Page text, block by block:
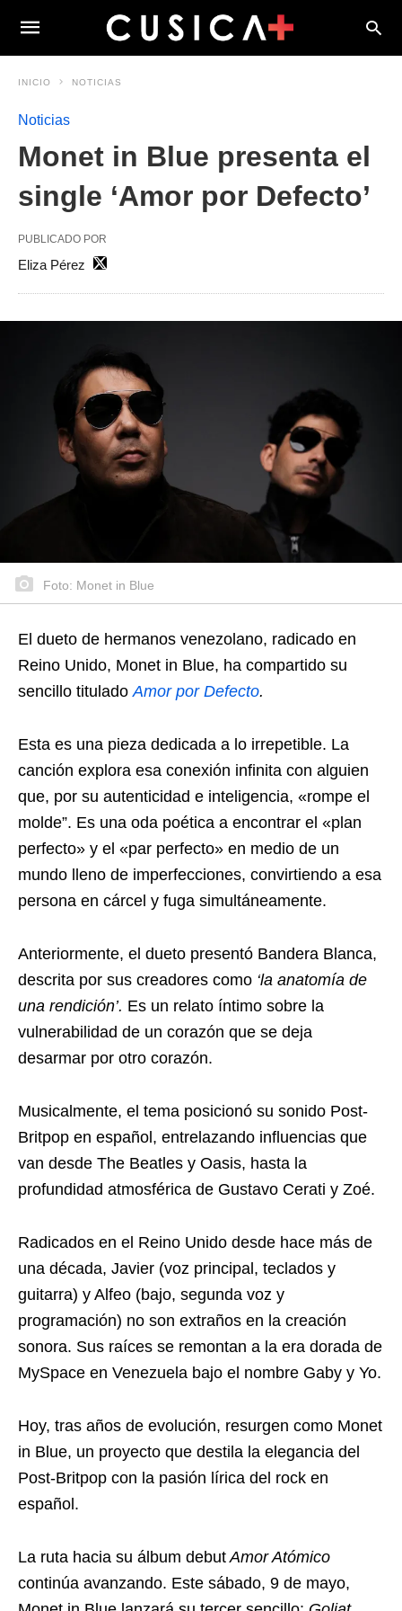
INICIO NOTICIAS
Noticias
Monet in Blue presenta el
single ‘Amor por Defecto’
PUBLICADO POR
Eliza Pérez
Foto: Monet in Blue
El dueto de hermanos venezolano, radicado en
Reino Unido, Monet in Blue, ha compartido su
sencillo titulado Amor por Defecto.
Esta es una pieza dedicada a lo irrepetible. La
canción explora esa conexión infinita con alguien
que, por su autenticidad e inteligencia, «rompe el
molde”. Es una oda poética a encontrar el «plan
perfecto» y el «par perfecto» en medio de un
mundo lleno de imperfecciones, convirtiendo a esa
persona en cárcel y fuga simultáneamente.
Anteriormente, el dueto presentó Bandera Blanca,
descrita por sus creadores como ‘la anatomía de
una rendición’. Es un relato íntimo sobre la
vulnerabilidad de un corazón que se deja
desarmar por otro corazón.
Musicalmente, el tema posicionó su sonido Post-
Britpop en español, entrelazando influencias que
van desde The Beatles y Oasis, hasta la
profundidad atmosférica de Gustavo Cerati y Zoé.
Radicados en el Reino Unido desde hace más de
una década, Javier (voz principal, teclados y
guitarra) y Alfeo (bajo, segunda voz y
programación) no son extraños en la creación
sonora. Sus raíces se remontan a la era dorada de
MySpace en Venezuela bajo el nombre Gaby y Yo.
Hoy, tras años de evolución, resurgen como Monet
in Blue, un proyecto que destila la elegancia del
Post-Britpop con la pasión lírica del rock en
español.
La ruta hacia su álbum debut Amor Atómico
continúa avanzando. Este sábado, 9 de mayo,